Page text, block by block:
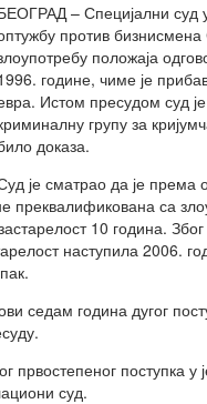
– Специјални суд у
против бизнисмена
положаја
године, чиме је
Истом пресудом суд
групу за
доказа.
је сматрао да је према
преквалификована са
10 година.
наступила 2006.
седам година дугог
првостепеног поступка у
суд.